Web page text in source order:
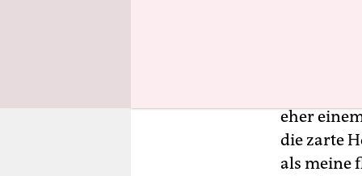
Moment
eher
die zarte
als meine